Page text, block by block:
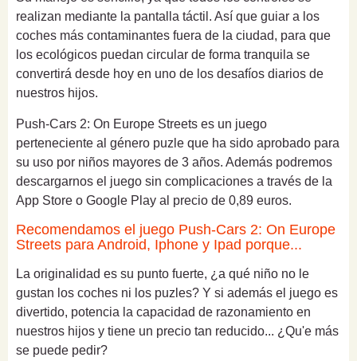
realizan mediante la pantalla táctil. Así que guiar a los
coches más contaminantes fuera de la ciudad, para que
los ecológicos puedan circular de forma tranquila se
convertirá desde hoy en uno de los desafíos diarios de
nuestros hijos.
Push-Cars 2: On Europe Streets es un juego
perteneciente al género puzle que ha sido aprobado para
su uso por niños mayores de 3 años. Además podremos
descargarnos el juego sin complicaciones a través de la
App Store o Google Play al precio de 0,89 euros.
Recomendamos el juego Push-Cars 2: On Europe
Streets para Android, Iphone y Ipad porque...
La originalidad es su punto fuerte, ¿a qué niño no le
gustan los coches ni los puzles? Y si además el juego es
divertido, potencia la capacidad de razonamiento en
nuestros hijos y tiene un precio tan reducido... ¿Qu'e más
se puede pedir?